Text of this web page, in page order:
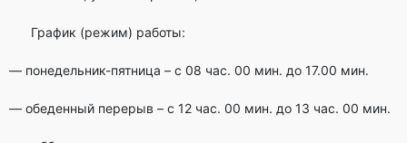
График (режим) работы:
— понедельник-пятница – с 08 час. 00 мин. до 17.00 мин.
— обеденный перерыв – с 12 час. 00 мин. до 13 час. 00 мин.